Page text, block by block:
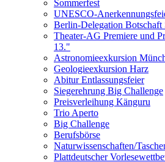
Sommerfest
UNESCO-
Berlin-Delegation Botschaft
Theater-AG Premiere und
13."
Astronomieexkursion
Geologieexkursion Harz
Abitur Entlassungsfeier
Siegerehrung Big Challenge
Preisverleihung Känguru
Trio Aperto
Big Challenge
Berufsbörse
Naturwissenschaften/
Plattdeutscher